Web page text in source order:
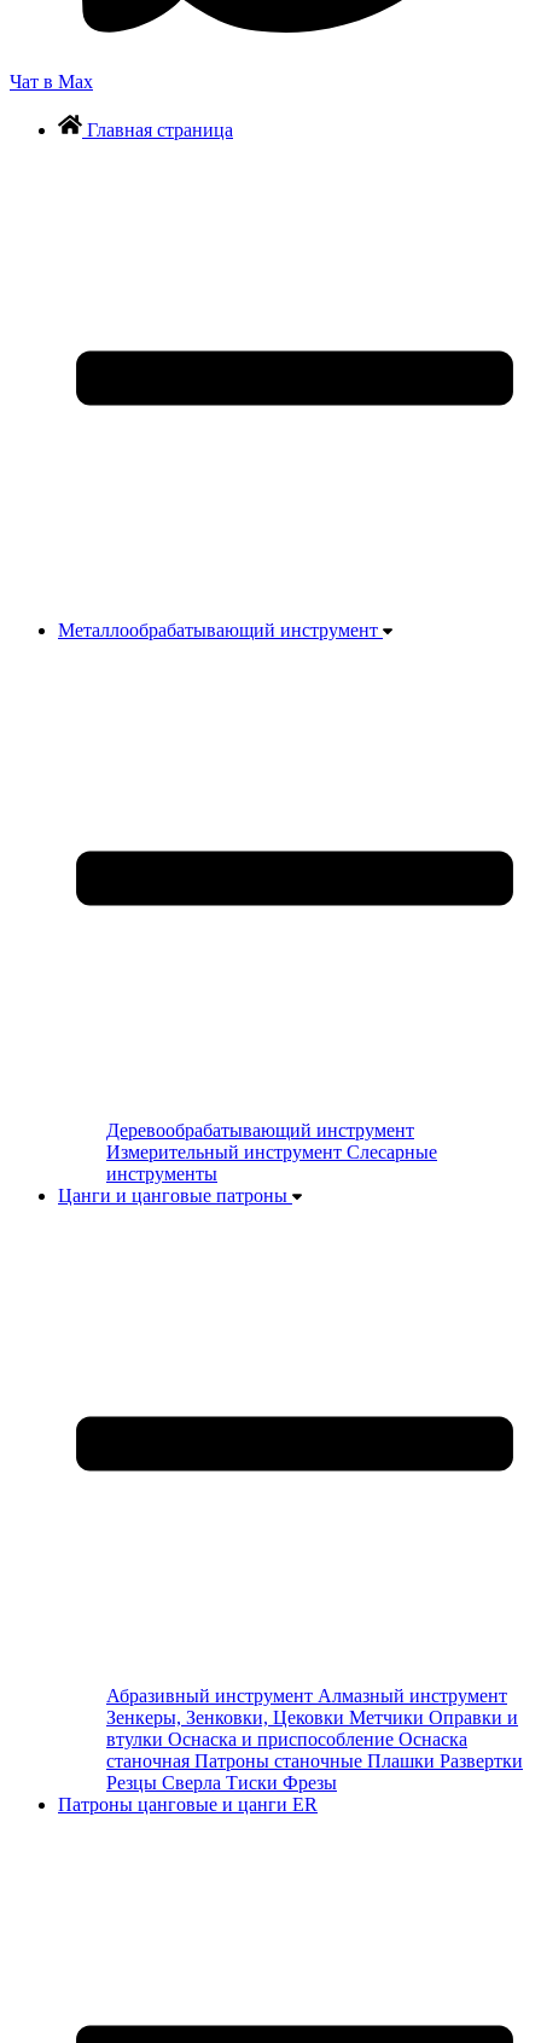
Чат в Max
Главная страница
Металлообрабатывающий инструмент
Деревообрабатывающий инструмент
Измерительный инструмент Слесарные
инструменты
Цанги и цанговые патроны
Абразивный инструмент Алмазный инструмент
Зенкеры, Зенковки, Цековки Метчики Оправки и
втулки Оснаска и приспособление Оснаска
станочная Патроны станочные Плашки Развертки
Резцы Сверла Тиски Фрезы
Патроны цанговые и цанги ER